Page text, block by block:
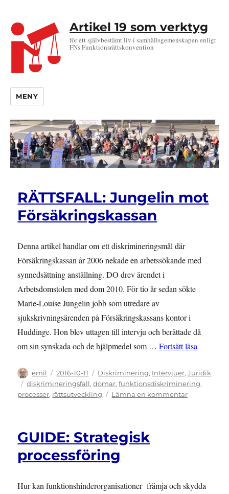
Artikel 19 som verktyg
för ett självbestämt liv i samhällsgemenskapen enligt
FNs Funktionsrättskonvention
MENY
Nyheter
RÄTTSFALL: Jungelin mot
Försäkringskassan
Denna artikel handlar om ett diskrimineringsmål där
Försäkringskassan år 2006 nekade en arbetssökande med
synnedsättning anställning. DO drev ärendet i
Arbetsdomstolen med dom 2010. För tio år sedan sökte
Marie-Louise Jungelin jobb som utredare av
sjukskrivningsärenden på Försäkringskassans kontor i
Huddinge. Hon blev uttagen till intervju och berättade då
om sin synskada och de hjälpmedel som …Fortsätt läsa
Författare
emil
Publicerat
den
2016-10-11 Kategorier
Diskriminering, Intervjuer,Juridik
Etiketter
diskrimineringsfall,domar,funktionsdiskriminering,
processer, rättsutveckling Lämna en kommentartill
GUIDE: Strategisk
processföring
Hur kan funktionshinderorganisationer främja och skydda